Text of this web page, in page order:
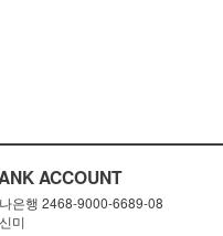
ACCOUNT
은행 2468-9000-6689-08
미